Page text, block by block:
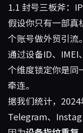
1.1 封号三板斧：
假设你只有一部
个账号做外贸引流
通过设备ID、IMEI
个维度锁定你是同
牵连。
据我们统计，2024
Telegram、